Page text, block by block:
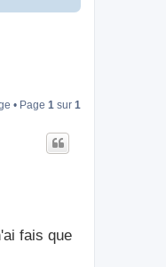
• Page 1 sur 1
fais que